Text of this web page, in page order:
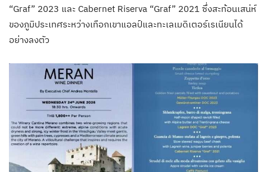
“Graf” 2023 และ Cabernet Riserva “Graf” 2021 ซึ่งสะท้อนเสน่ห์
ของภูมิประเทศระหว่างเทือกเขาแอลป์และทะเลเมดิเตอร์เรเนียนได้
อย่างลงตัว